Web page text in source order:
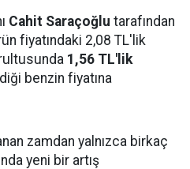
Cahit Saraçoğlu tarafından
fiyatındaki 2,08 TL'lik
1,56 TL'lik
benzin fiyatına
zamdan yalnızca birkaç
yeni bir artış